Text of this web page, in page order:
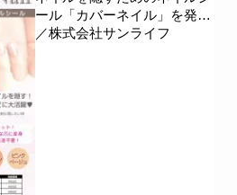
ール「カバーネイル」を発売
／株式会社サンライフ